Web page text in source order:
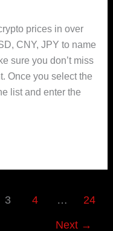
prices in over
CNY, JPY to name
sure you don’t miss
Once you select the
list and enter the
3 4 … 24
Next →